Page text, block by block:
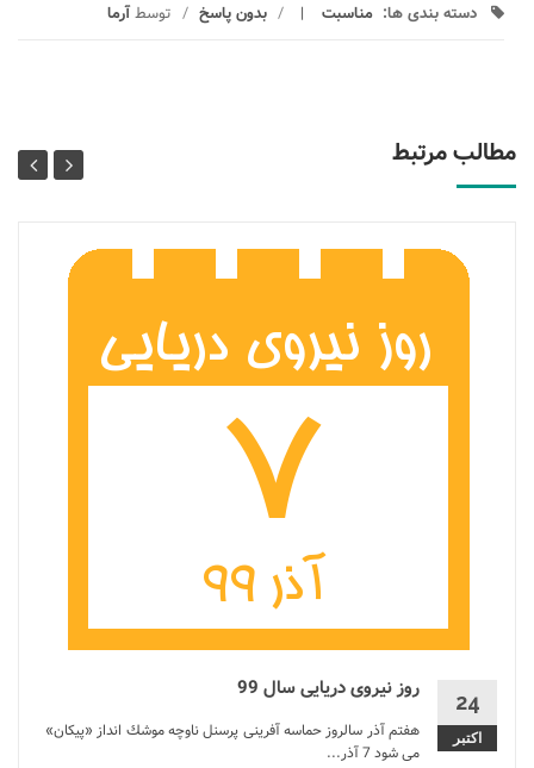
دسته بندی ها: مناسبت / بدون پاسخ / توسطآرما
مطالب مرتبط
24
اکتبر
روز نیروی دریایی سال 99
هفتم آذر سالروز حماسه آفرینی پرسنل ناوچه موشك انداز «پیكان»
می شود 7 آذر...